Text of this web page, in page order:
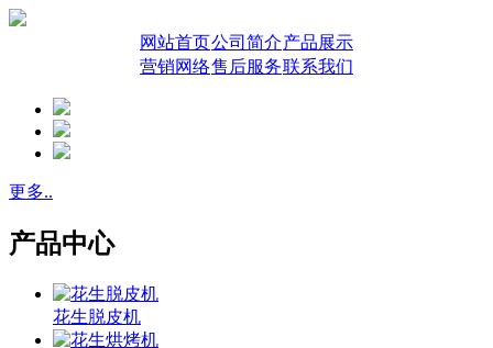
网站首页公司简介产品展示
营销网络售后服务联系我们
更多..
产品中心
花生脱皮机